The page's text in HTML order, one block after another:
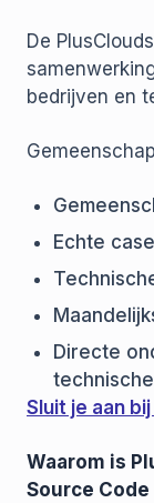
De
bedrijven en
Echte
Directe
Sluit je aan
Waarom is
Source